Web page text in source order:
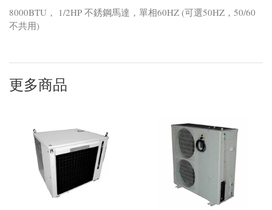
8000BTU， 1/2HP 不銹鋼馬達，單相60HZ (可選50HZ，50/60
不共用)
更多商品